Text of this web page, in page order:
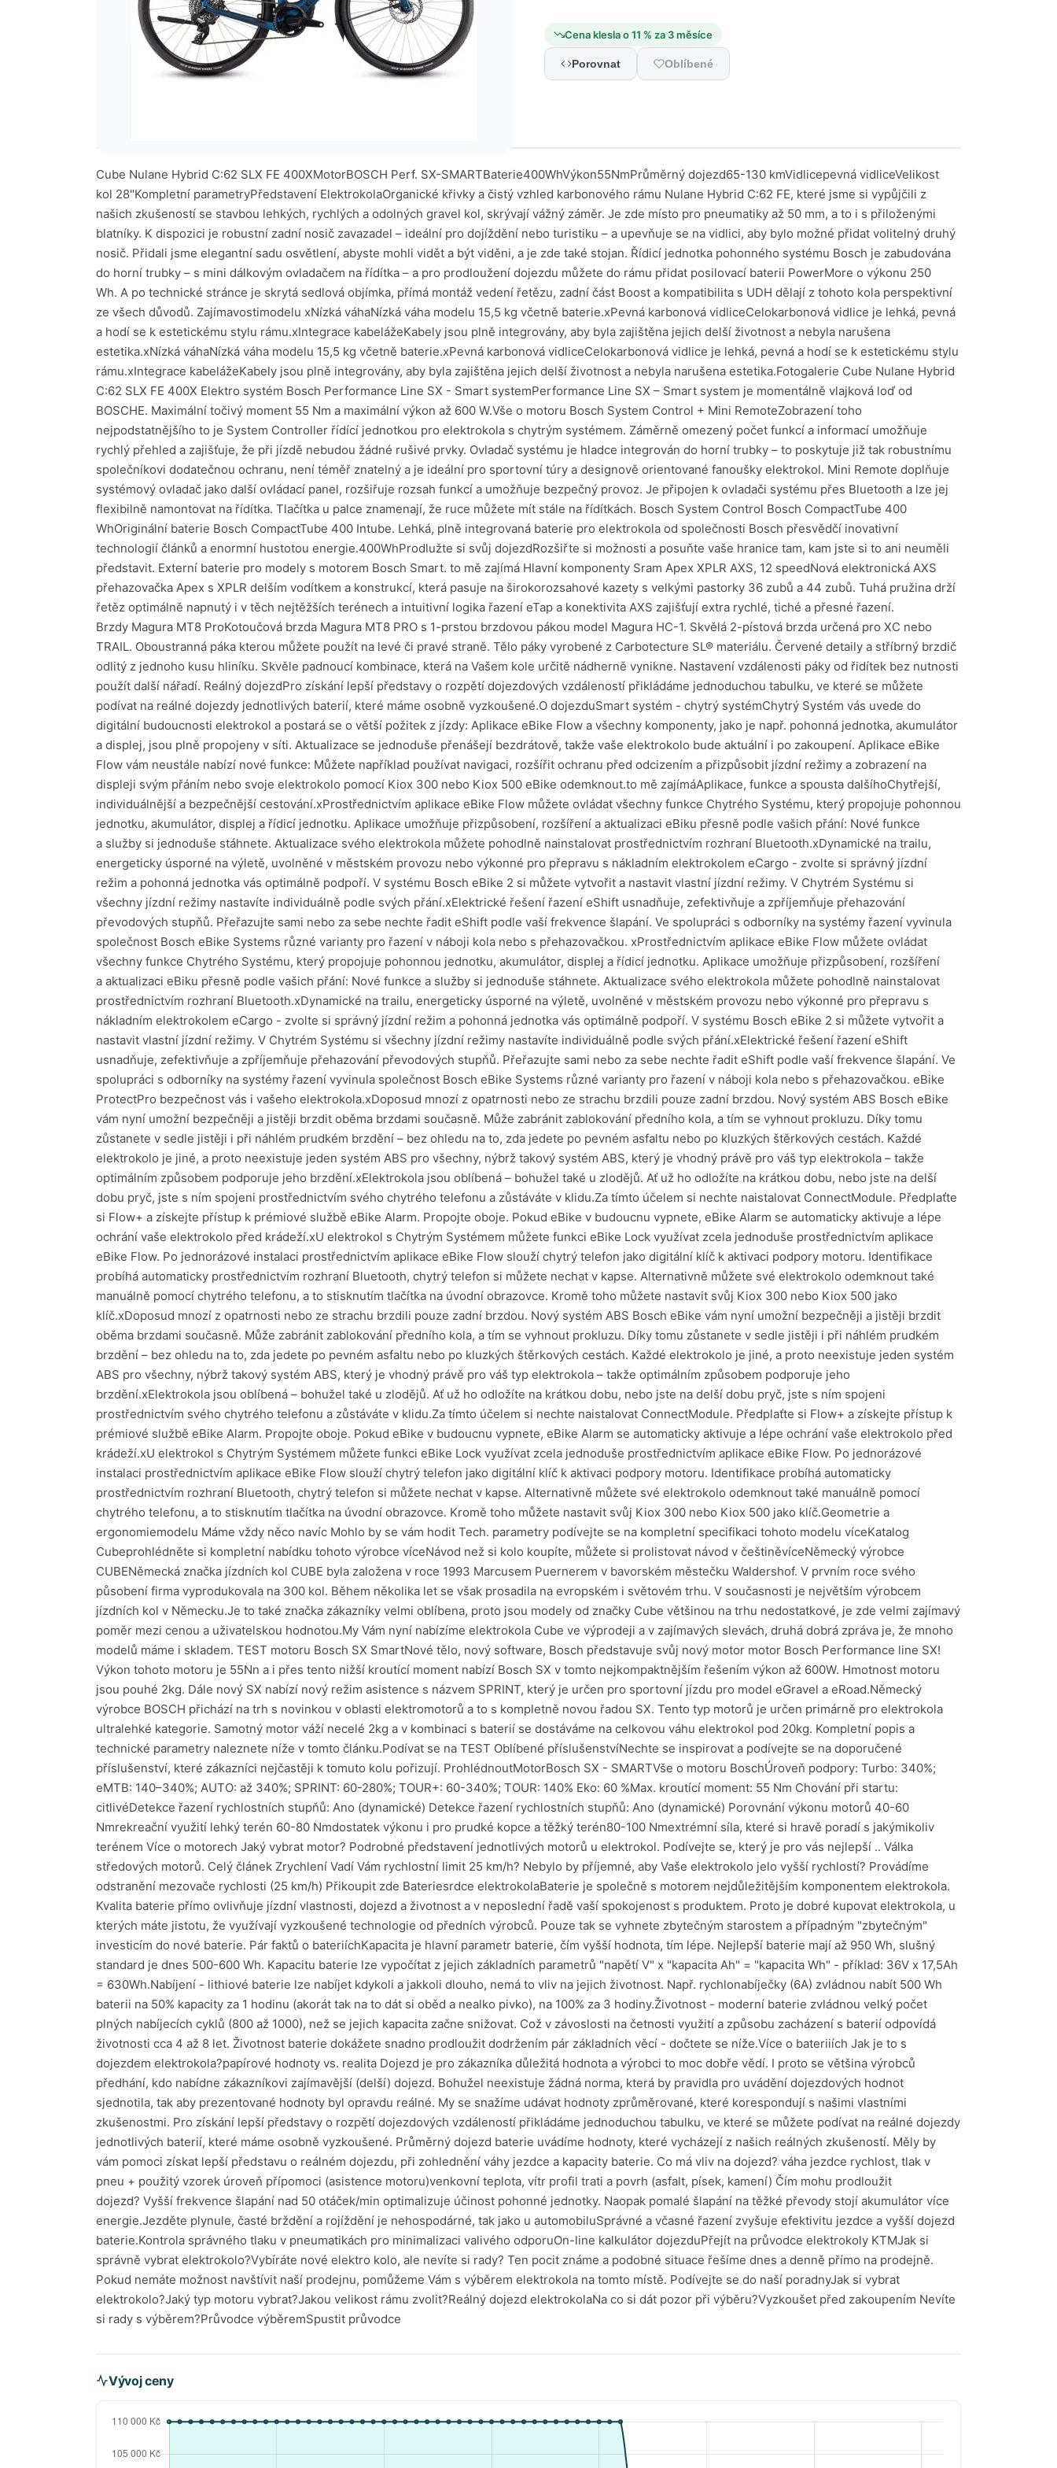
Cena klesla o 11 % za 3 měsíce
Porovnat Oblíbené
Cube Nulane Hybrid C:62 SLX FE 400XMotorBOSCH Perf. SX-SMARTBaterie400WhVýkon55NmPrůměrný dojezd65-130 kmVidlicepevná vidliceVelikost kol 28"Kompletní parametryPředstavení ElektrokolaOrganické křivky a čistý vzhled karbonového rámu Nulane Hybrid C:62 FE, které jsme si vypůjčili z našich zkušeností se stavbou lehkých, rychlých a odolných gravel kol, skrývají vážný záměr. Je zde místo pro pneumatiky až 50 mm, a to i s přiloženými blatníky. K dispozici je robustní zadní nosič zavazadel – ideální pro dojíždění nebo turistiku – a upevňuje se na vidlici, aby bylo možné přidat volitelný druhý nosič. Přidali jsme elegantní sadu osvětlení, abyste mohli vidět a být viděni, a je zde také stojan. Řídicí jednotka pohonného systému Bosch je zabudována do horní trubky – s mini dálkovým ovladačem na řídítka – a pro prodloužení dojezdu můžete do rámu přidat posilovací baterii PowerMore o výkonu 250 Wh. A po technické stránce je skrytá sedlová objímka, přímá montáž vedení řetězu, zadní část Boost a kompatibilita s UDH dělají z tohoto kola perspektivní ze všech důvodů. Zajímavostimodelu xNízká váhaNízká váha modelu 15,5 kg včetně baterie.xPevná karbonová vidliceCelokarbonová vidlice je lehká, pevná a hodí se k estetickému stylu rámu.xIntegrace kabelážeKabely jsou plně integrovány, aby byla zajištěna jejich delší životnost a nebyla narušena estetika.xNízká váhaNízká váha modelu 15,5 kg včetně baterie.xPevná karbonová vidliceCelokarbonová vidlice je lehká, pevná a hodí se k estetickému stylu rámu.xIntegrace kabelážeKabely jsou plně integrovány, aby byla zajištěna jejich delší životnost a nebyla narušena estetika.Fotogalerie Cube Nulane Hybrid C:62 SLX FE 400X Elektro systém Bosch Performance Line SX - Smart systemPerformance Line SX – Smart system je momentálně vlajková loď od BOSCHE. Maximální točivý moment 55 Nm a maximální výkon až 600 W.Vše o motoru Bosch System Control + Mini RemoteZobrazení toho nejpodstatnějšího to je System Controller řídící jednotkou pro elektrokola s chytrým systémem. Záměrně omezený počet funkcí a informací umožňuje rychlý přehled a zajišťuje, že při jízdě nebudou žádné rušivé prvky. Ovladač systému je hladce integrován do horní trubky – to poskytuje již tak robustnímu společníkovi dodatečnou ochranu, není téměř znatelný a je ideální pro sportovní túry a designově orientované fanoušky elektrokol. Mini Remote doplňuje systémový ovladač jako další ovládací panel, rozšiřuje rozsah funkcí a umožňuje bezpečný provoz. Je připojen k ovladači systému přes Bluetooth a lze jej flexibilně namontovat na řídítka. Tlačítka u palce znamenají, že ruce můžete mít stále na řídítkách. Bosch System Control Bosch CompactTube 400 WhOriginální baterie Bosch CompactTube 400 Intube. Lehká, plně integrovaná baterie pro elektrokola od společnosti Bosch přesvědčí inovativní technologií článků a enormní hustotou energie.400WhProdlužte si svůj dojezdRozšiřte si možnosti a posuňte vaše hranice tam, kam jste si to ani neuměli představit. Externí baterie pro modely s motorem Bosch Smart. to mě zajímá Hlavní komponenty Sram Apex XPLR AXS, 12 speedNová elektronická AXS přehazovačka Apex s XPLR delším vodítkem a konstrukcí, která pasuje na širokorozsahové kazety s velkými pastorky 36 zubů a 44 zubů. Tuhá pružina drží řetěz optimálně napnutý i v těch nejtěžších terénech a intuitivní logika řazení eTap a konektivita AXS zajišťují extra rychlé, tiché a přesné řazení. Brzdy Magura MT8 ProKotoučová brzda Magura MT8 PRO s 1-prstou brzdovou pákou model Magura HC-1. Skvělá 2-pístová brzda určená pro XC nebo TRAIL. Oboustranná páka kterou můžete použít na levé či pravé straně. Tělo páky vyrobené z Carbotecture SL® materiálu. Červené detaily a stříbrný brzdič odlitý z jednoho kusu hliníku. Skvěle padnoucí kombinace, která na Vašem kole určitě nádherně vynikne. Nastavení vzdálenosti páky od řidítek bez nutnosti použít další nářadí. Reálný dojezdPro získání lepší představy o rozpětí dojezdových vzdáleností přikládáme jednoduchou tabulku, ve které se můžete podívat na reálné dojezdy jednotlivých baterií, které máme osobně vyzkoušené.O dojezduSmart systém - chytrý systémChytrý Systém vás uvede do digitální budoucnosti elektrokol a postará se o větší požitek z jízdy: Aplikace eBike Flow a všechny komponenty, jako je např. pohonná jednotka, akumulátor a displej, jsou plně propojeny v síti. Aktualizace se jednoduše přenášejí bezdrátově, takže vaše elektrokolo bude aktuální i po zakoupení. Aplikace eBike Flow vám neustále nabízí nové funkce: Můžete například používat navigaci, rozšířit ochranu před odcizením a přizpůsobit jízdní režimy a zobrazení na displeji svým přáním nebo svoje elektrokolo pomocí Kiox 300 nebo Kiox 500 eBike odemknout.to mě zajímáAplikace, funkce a spousta dalšíhoChytřejší, individuálnější a bezpečnější cestování.xProstřednictvím aplikace eBike Flow můžete ovládat všechny funkce Chytrého Systému, který propojuje pohonnou jednotku, akumulátor, displej a řídicí jednotku. Aplikace umožňuje přizpůsobení, rozšíření a aktualizaci eBiku přesně podle vašich přání: Nové funkce a služby si jednoduše stáhnete. Aktualizace svého elektrokola můžete pohodlně nainstalovat prostřednictvím rozhraní Bluetooth.xDynamické na trailu, energeticky úsporné na výletě, uvolněné v městském provozu nebo výkonné pro přepravu s nákladním elektrokolem eCargo - zvolte si správný jízdní režim a pohonná jednotka vás optimálně podpoří. V systému Bosch eBike 2 si můžete vytvořit a nastavit vlastní jízdní režimy. V Chytrém Systému si všechny jízdní režimy nastavíte individuálně podle svých přání.xElektrické řešení řazení eShift usnadňuje, zefektivňuje a zpříjemňuje přehazování převodových stupňů. Přeřazujte sami nebo za sebe nechte řadit eShift podle vaší frekvence šlapání. Ve spolupráci s odborníky na systémy řazení vyvinula společnost Bosch eBike Systems různé varianty pro řazení v náboji kola nebo s přehazovačkou. xProstřednictvím aplikace eBike Flow můžete ovládat všechny funkce Chytrého Systému, který propojuje pohonnou jednotku, akumulátor, displej a řídicí jednotku. Aplikace umožňuje přizpůsobení, rozšíření a aktualizaci eBiku přesně podle vašich přání: Nové funkce a služby si jednoduše stáhnete. Aktualizace svého elektrokola můžete pohodlně nainstalovat prostřednictvím rozhraní Bluetooth.xDynamické na trailu, energeticky úsporné na výletě, uvolněné v městském provozu nebo výkonné pro přepravu s nákladním elektrokolem eCargo - zvolte si správný jízdní režim a pohonná jednotka vás optimálně podpoří. V systému Bosch eBike 2 si můžete vytvořit a nastavit vlastní jízdní režimy. V Chytrém Systému si všechny jízdní režimy nastavíte individuálně podle svých přání.xElektrické řešení řazení eShift usnadňuje, zefektivňuje a zpříjemňuje přehazování převodových stupňů. Přeřazujte sami nebo za sebe nechte řadit eShift podle vaší frekvence šlapání. Ve spolupráci s odborníky na systémy řazení vyvinula společnost Bosch eBike Systems různé varianty pro řazení v náboji kola nebo s přehazovačkou. eBike ProtectPro bezpečnost vás i vašeho elektrokola.xDoposud mnozí z opatrnosti nebo ze strachu brzdili pouze zadní brzdou. Nový systém ABS Bosch eBike vám nyní umožní bezpečněji a jistěji brzdit oběma brzdami současně. Může zabránit zablokování předního kola, a tím se vyhnout prokluzu. Díky tomu zůstanete v sedle jistěji i při náhlém prudkém brzdění – bez ohledu na to, zda jedete po pevném asfaltu nebo po kluzkých štěrkových cestách. Každé elektrokolo je jiné, a proto neexistuje jeden systém ABS pro všechny, nýbrž takový systém ABS, který je vhodný právě pro váš typ elektrokola – takže optimálním způsobem podporuje jeho brzdění.xElektrokola jsou oblíbená – bohužel také u zlodějů. Ať už ho odložíte na krátkou dobu, nebo jste na delší dobu pryč, jste s ním spojeni prostřednictvím svého chytrého telefonu a zůstáváte v klidu.Za tímto účelem si nechte naistalovat ConnectModule. Předplaťte si Flow+ a získejte přístup k prémiové službě eBike Alarm. Propojte oboje. Pokud eBike v budoucnu vypnete, eBike Alarm se automaticky aktivuje a lépe ochrání vaše elektrokolo před krádeží.xU elektrokol s Chytrým Systémem můžete funkci eBike Lock využívat zcela jednoduše prostřednictvím aplikace eBike Flow. Po jednorázové instalaci prostřednictvím aplikace eBike Flow slouží chytrý telefon jako digitální klíč k aktivaci podpory motoru. Identifikace probíhá automaticky prostřednictvím rozhraní Bluetooth, chytrý telefon si můžete nechat v kapse. Alternativně můžete své elektrokolo odemknout také manuálně pomocí chytrého telefonu, a to stisknutím tlačítka na úvodní obrazovce. Kromě toho můžete nastavit svůj Kiox 300 nebo Kiox 500 jako klíč.xDoposud mnozí z opatrnosti nebo ze strachu brzdili pouze zadní brzdou. Nový systém ABS Bosch eBike vám nyní umožní bezpečněji a jistěji brzdit oběma brzdami současně. Může zabránit zablokování předního kola, a tím se vyhnout prokluzu. Díky tomu zůstanete v sedle jistěji i při náhlém prudkém brzdění – bez ohledu na to, zda jedete po pevném asfaltu nebo po kluzkých štěrkových cestách. Každé elektrokolo je jiné, a proto neexistuje jeden systém ABS pro všechny, nýbrž takový systém ABS, který je vhodný právě pro váš typ elektrokola – takže optimálním způsobem podporuje jeho brzdění.xElektrokola jsou oblíbená – bohužel také u zlodějů. Ať už ho odložíte na krátkou dobu, nebo jste na delší dobu pryč, jste s ním spojeni prostřednictvím svého chytrého telefonu a zůstáváte v klidu.Za tímto účelem si nechte naistalovat ConnectModule. Předplaťte si Flow+ a získejte přístup k prémiové službě eBike Alarm. Propojte oboje. Pokud eBike v budoucnu vypnete, eBike Alarm se automaticky aktivuje a lépe ochrání vaše elektrokolo před krádeží.xU elektrokol s Chytrým Systémem můžete funkci eBike Lock využívat zcela jednoduše prostřednictvím aplikace eBike Flow. Po jednorázové instalaci prostřednictvím aplikace eBike Flow slouží chytrý telefon jako digitální klíč k aktivaci podpory motoru. Identifikace probíhá automaticky prostřednictvím rozhraní Bluetooth, chytrý telefon si můžete nechat v kapse. Alterna
Vývoj ceny